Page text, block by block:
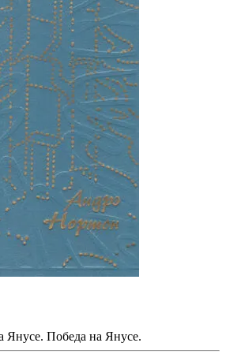
Янусе. Победа на Янусе.